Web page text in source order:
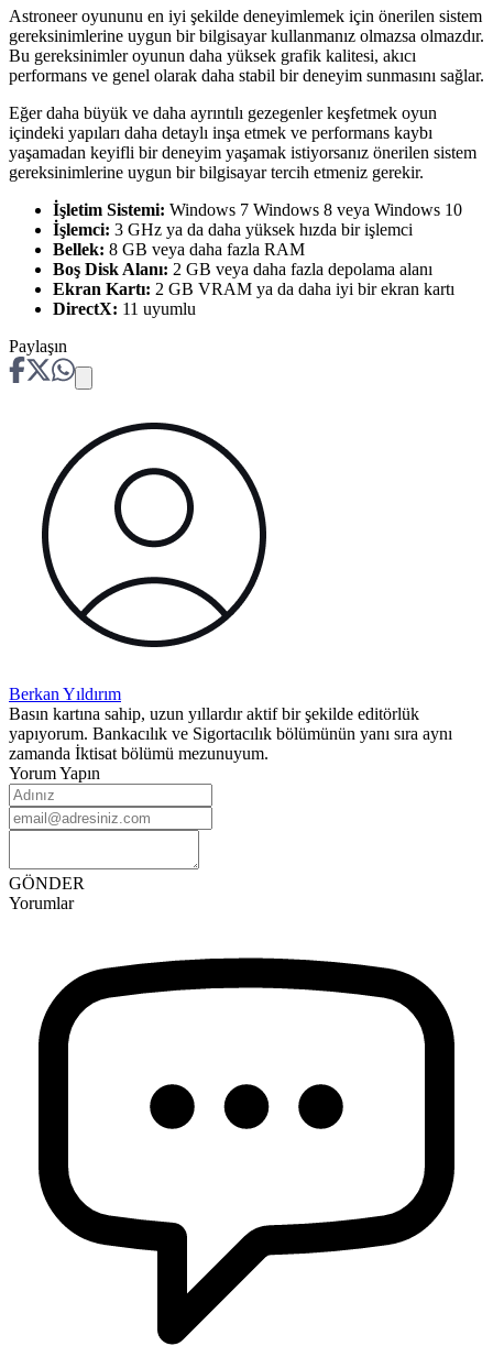
Astroneer oyununu en iyi şekilde deneyimlemek için önerilen sistem
gereksinimlerine uygun bir bilgisayar kullanmanız olmazsa olmazdır.
Bu gereksinimler oyunun daha yüksek grafik kalitesi, akıcı
performans ve genel olarak daha stabil bir deneyim sunmasını sağlar.
Eğer daha büyük ve daha ayrıntılı gezegenler keşfetmek oyun
içindeki yapıları daha detaylı inşa etmek ve performans kaybı
yaşamadan keyifli bir deneyim yaşamak istiyorsanız önerilen sistem
gereksinimlerine uygun bir bilgisayar tercih etmeniz gerekir.
İşletim Sistemi: Windows 7 Windows 8 veya Windows 10
İşlemci: 3 GHz ya da daha yüksek hızda bir işlemci
Bellek: 8 GB veya daha fazla RAM
Boş Disk Alanı: 2 GB veya daha fazla depolama alanı
Ekran Kartı: 2 GB VRAM ya da daha iyi bir ekran kartı
DirectX: 11 uyumlu
Paylaşın
Berkan Yıldırım
Basın kartına sahip, uzun yıllardır aktif bir şekilde editörlük
yapıyorum. Bankacılık ve Sigortacılık bölümünün yanı sıra aynı
zamanda İktisat bölümü mezunuyum.
Yorum Yapın
GÖNDER
Yorumlar